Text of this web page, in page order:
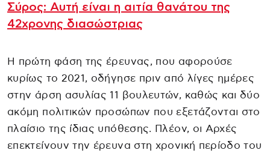
Σύρος: Αυτή είναι η αιτία θανάτου της
42χρονης διασώστριας
Η πρώτη φάση της έρευνας, που αφορούσε
κυρίως το 2021, οδήγησε πριν από λίγες ημέρες
στην άρση ασυλίας 11 βουλευτών, καθώς και δύο
ακόμη πολιτικών προσώπων που εξετάζονται στο
πλαίσιο της ίδιας υπόθεσης. Πλέον, οι Αρχές
επεκτείνουν την έρευνα στη χρονική περίοδο του